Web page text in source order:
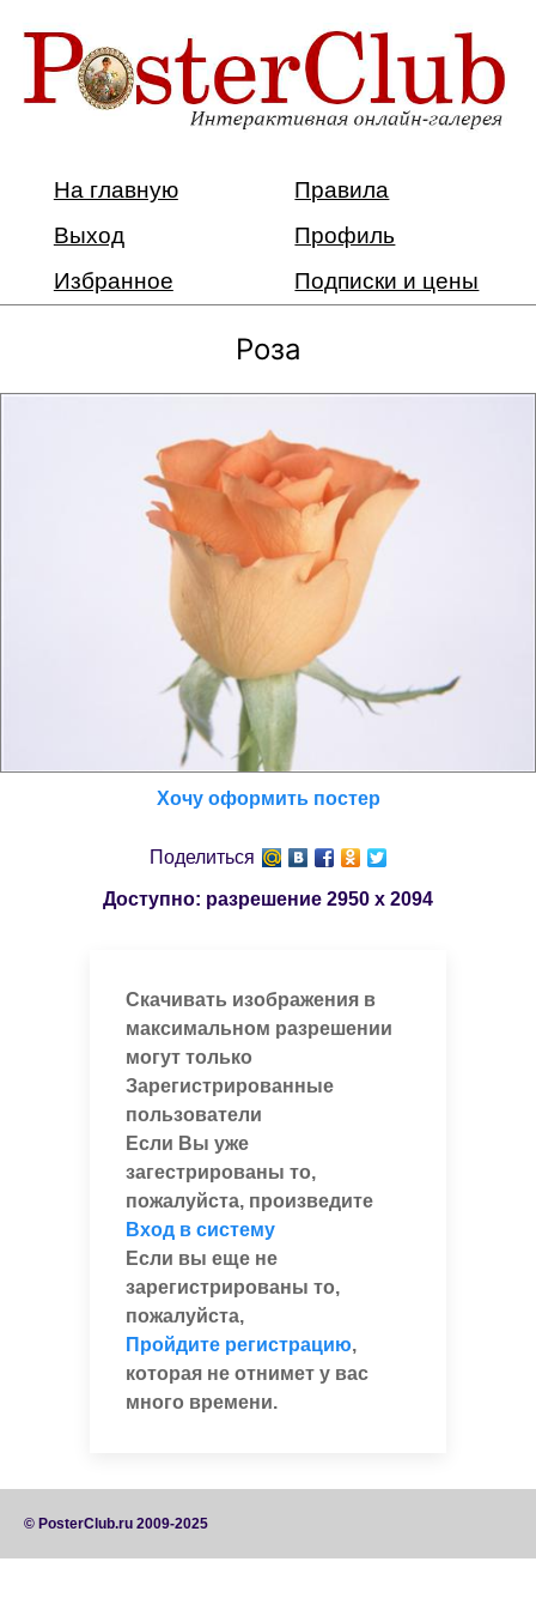
На главную
Правила
Выход
Профиль
Избранное
Подписки и цены
Роза
Хочу оформить постер
Поделиться
Доступно: разрешение 2950 x 2094
Скачивать изображения в
максимальном разрешении
могут только
Зарегистрированные
пользователи
Если Вы уже
загестрированы то,
пожалуйста, произведите
Вход в систему
Если вы еще не
зарегистрированы то,
пожалуйста,
Пройдите регистрацию,
которая не отнимет у вас
много времени.
© PosterClub.ru 2009-2025